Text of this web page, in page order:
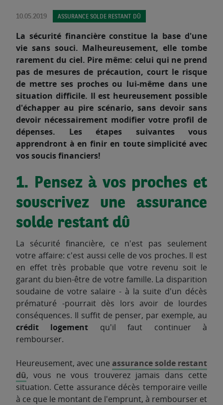
10.05.2019 ASSURANCE SOLDE RESTANT DÛ
La sécurité financière constitue la base d'une
vie sans souci. Malheureusement, elle tombe
rarement du ciel. Pire même: celui qui ne prend
pas de mesures de précaution, court le risque
de mettre ses proches ou lui-même dans une
situation difficile. Il est heureusement possible
d'échapper au pire scénario, sans devoir sans
devoir nécessairement modifier votre profil de
dépenses. Les étapes suivantes vous
apprendront à en finir en toute simplicité avec
vos soucis financiers!
1. Pensez à vos proches et
souscrivez une assurance
solde restant dû
La sécurité financière, ce n'est pas seulement
votre affaire: c'est aussi celle de vos proches. Il est
en effet très probable que votre revenu soit le
garant du bien-être de votre famille. La disparition
soudaine de votre salaire - à la suite d'un décès
prématuré -pourrait dès lors avoir de lourdes
conséquences. Il suffit de penser, par exemple, au
crédit logement qu'il faut continuer à
rembourser.
Heureusement, avec une assurance solde restant
dû, vous ne vous trouverez jamais dans cette
situation. Cette assurance décès temporaire veille
à ce que le montant de l'emprunt, à rembourser et